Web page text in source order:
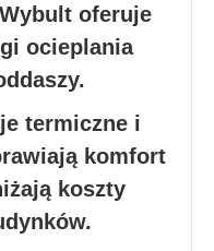
oferuje
ocieplania
termiczne i
komfort
koszty